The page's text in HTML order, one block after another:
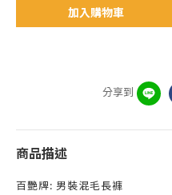
加入購物車
分享到
商品描述
百艷牌: 男裝混毛長褲